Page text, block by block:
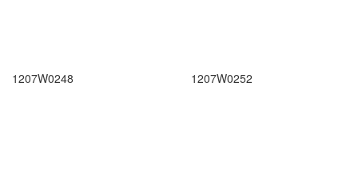
1207W0248 1207W0252